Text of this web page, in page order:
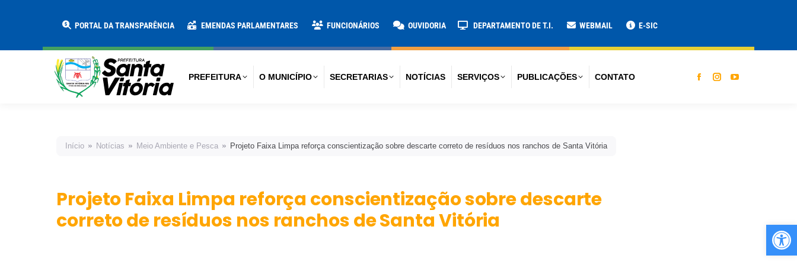
PORTAL DA TRANSPARÊNCIA EMENDAS PARLAMENTARES FUNCIONÁRIOS OUVIDORIA DEPARTAMENTO DE T.I. WEBMAIL E-SIC
PREFEITURA O MUNICÍPIO SECRETARIAS NOTÍCIAS SERVIÇOS PUBLICAÇÕES CONTATO
Início Notícias Meio Ambiente e Pesca Projeto Faixa Limpa reforça conscientização sobre descarte correto de resíduos nos ranchos de Santa Vitória
Projeto Faixa Limpa reforça conscientização sobre descarte
correto de resíduos nos ranchos de Santa Vitória